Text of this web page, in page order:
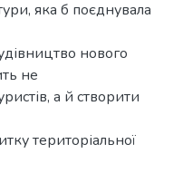
яка б поєднувала
нового
не
а й створити
територіальної